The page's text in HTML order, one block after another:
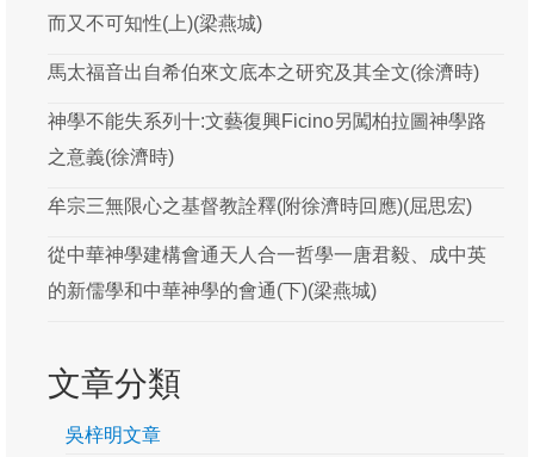
周漢燊
屈思宏
徐濟時
葛牧之
韓思藝
而又不可知性(上)(梁燕城)
馬太福音出自希伯來文底本之研究及其全文(徐濟時)
神學不能失系列十:文藝復興Ficino另闖柏拉圖神學路
之意義(徐濟時)
牟宗三無限心之基督教詮釋(附徐濟時回應)(屈思宏)
從中華神學建構會通天人合一哲學一唐君毅、成中英
的新儒學和中華神學的會通(下)(梁燕城)
文章分類
吳梓明文章